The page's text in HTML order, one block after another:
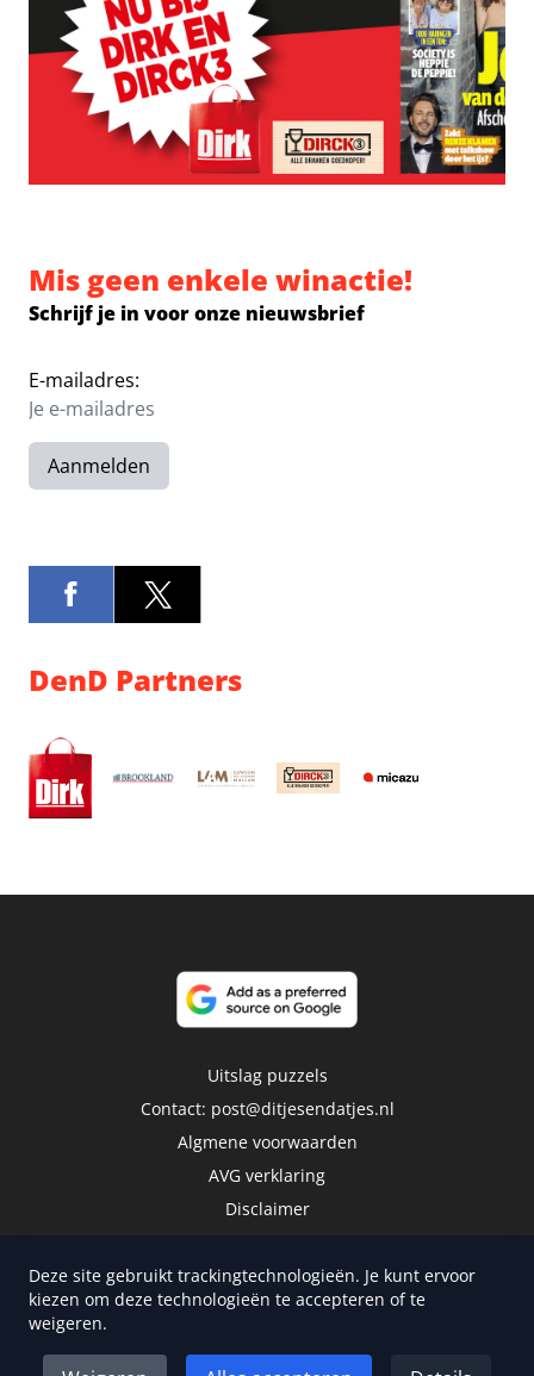
Mis geen enkele winactie!
Schrijf je in voor onze nieuwsbrief
E-mailadres:
Aanmelden
DenD Partners
Uitslag puzzels
Contact: post@ditjesendatjes.nl
Algmene voorwaarden
AVG verklaring
Disclaimer
Deze site gebruikt trackingtechnologieën. Je kunt ervoor
kiezen om deze technologieën te accepteren of te
weigeren.